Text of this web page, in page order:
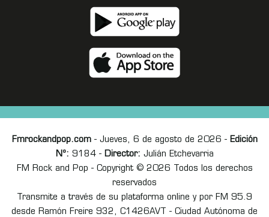
Fmrockandpop.com- Jueves, 6 de agosto de 2026 - Edición
Nº: 9184 - Director: Julián Etchevarria
FM Rock and Pop - Copyright © 2026 Todos los derechos
reservados
Transmite a través de su plataforma online y por FM 95.9
desde Ramón Freire 932, C1426AVT - Ciudad Autónoma de